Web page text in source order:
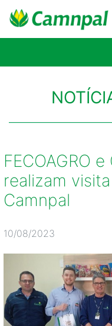
FECOAGRO
realizam
Camnpal
10/08/2023